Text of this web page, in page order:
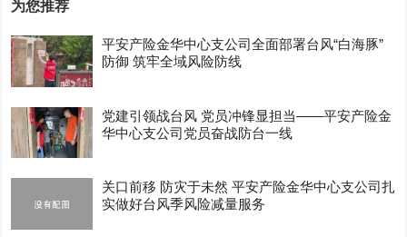
为您推荐
平安产险金华中心支公司全面部署台风“白海豚”
防御 筑牢全域风险防线
党建引领战台风 党员冲锋显担当——平安产险金
华中心支公司党员奋战防台一线
关口前移 防灾于未然 平安产险金华中心支公司扎
实做好台风季风险减量服务